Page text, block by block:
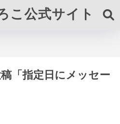
こ公式サイト
「指定日にメッセー